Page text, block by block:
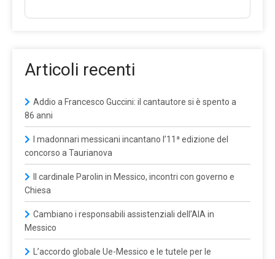
Articoli recenti
Addio a Francesco Guccini: il cantautore si è spento a
86 anni
I madonnari messicani incantano l’11ª edizione del
concorso a Taurianova
Il cardinale Parolin in Messico, incontri con governo e
Chiesa
Cambiano i responsabili assistenziali dell’AIA in
Messico
L’accordo globale Ue-Messico e le tutele per le